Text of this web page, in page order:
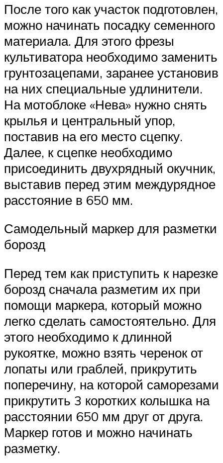
После того как участок подготовлен,
можно начинать посадку семенного
материала. Для этого фрезы
культиватора необходимо заменить
грунтозацепами, заранее установив
на них специальные удлинители.
На мотоблоке «Нева» нужно снять
крылья и центральный упор,
поставив на его место сцепку.
Далее, к сцепке необходимо
присоединить двухрядный окучник,
выставив перед этим междурядное
расстояние в 650 мм.
Самодельный маркер для разметки
борозд
Перед тем как приступить к нарезке
борозд сначала разметим их при
помощи маркера, который можно
легко сделать самостоятельно. Для
этого необходимо к длинной
рукоятке, можно взять черенок от
лопаты или граблей, прикрутить
поперечину, на которой саморезами
прикрутить 3 коротких колышка на
расстоянии 650 мм друг от друга.
Маркер готов и можно начинать
разметку.